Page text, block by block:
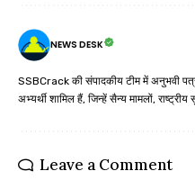
NEWS DESK
SSBCrack की संपादकीय टीम में अनुभवी
अभ्यर्थी शामिल हैं, जिन्हें सैन्य मामलों, राष्ट्रीय
Leave a Comment